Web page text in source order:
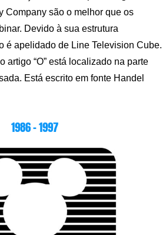
Company são o melhor que os
Devido à sua estrutura
é apelidado de Line Television Cube.
artigo “O” está localizado na parte
Está escrito em fonte Handel
1986 – 1997